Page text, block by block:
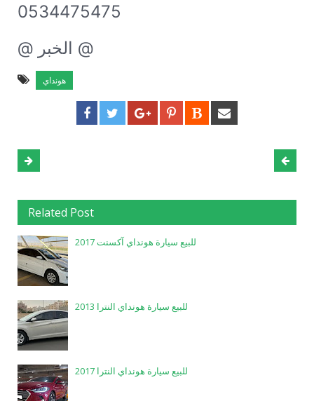
0534475475
@ الخبر @
هونداي
Related Post
للبيع سيارة هونداي آكسنت 2017
للبيع سيارة هونداي النترا 2013
للبيع سيارة هونداي النترا 2017